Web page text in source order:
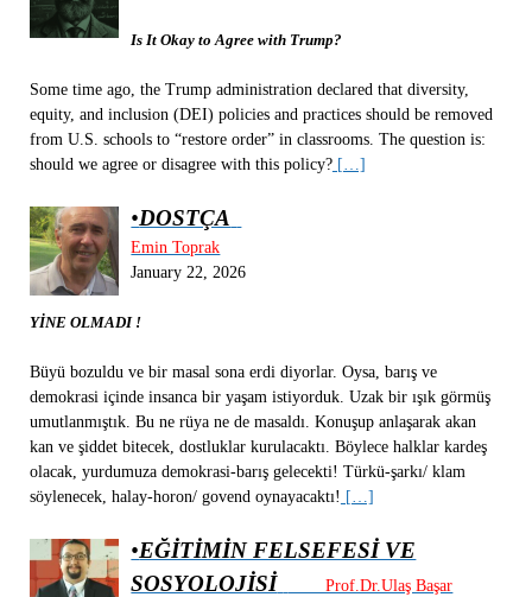
Is It Okay to Agree with Trump?
Some time ago, the Trump administration declared that diversity,
equity, and inclusion (DEI) policies and practices should be removed
from U.S. schools to “restore order” in classrooms. The question is:
should we agree or disagree with this policy?[…]
•DOSTÇA
Emin Toprak
January 22, 2026
YİNE OLMADI !
Büyü bozuldu ve bir masal sona erdi diyorlar. Oysa, barış ve
demokrasi içinde insanca bir yaşam istiyorduk. Uzak bir ışık görmüş
umutlanmıştık. Bu ne rüya ne de masaldı. Konuşup anlaşarak akan
kan ve şiddet bitecek, dostluklar kurulacaktı. Böylece halklar kardeş
olacak, yurdumuza demokrasi-barış gelecekti! Türkü-şarkı/ klam
söylenecek, halay-horon/ govend oynayacaktı! […]
•EĞİTİMİN FELSEFESİ VE
SOSYOLOJİSİ
Prof.Dr.Ulaş Başar